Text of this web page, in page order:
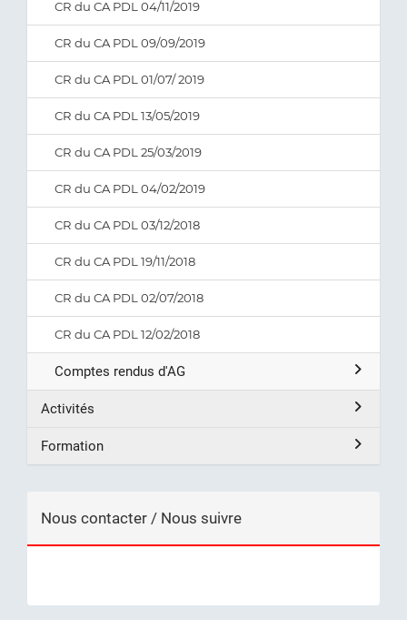
CR du CA PDL 04/11/2019
CR du CA PDL 09/09/2019
CR du CA PDL 01/07/ 2019
CR du CA PDL 13/05/2019
CR du CA PDL 25/03/2019
CR du CA PDL 04/02/2019
CR du CA PDL 03/12/2018
CR du CA PDL 19/11/2018
CR du CA PDL 02/07/2018
CR du CA PDL 12/02/2018
Comptes rendus d'AG
Activités
Formation
Nous contacter / Nous suivre